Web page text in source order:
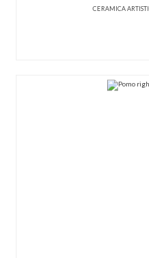
CERAMICA